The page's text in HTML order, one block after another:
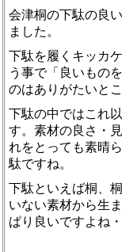
会津桐の下駄の良
ました。
下駄を履くキッカ
う事で「良いもの
のはありがたいとこ
下駄の中ではこれ
す。素材の良さ・
れをとっても素晴
駄ですね。
下駄といえば桐、
いない素材から生
ぱり良いですよね・